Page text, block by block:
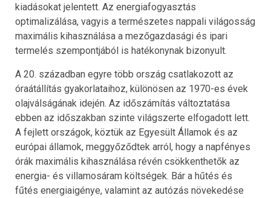
kiadásokat jelentett. Az energiafogyasztás
optimalizálása, vagyis a természetes nappali világosság
maximális kihasználása a mezőgazdasági és ipari
termelés szempontjából is hatékonynak bizonyult.
A 20. században egyre több ország csatlakozott az
óraátállítás gyakorlataihoz, különösen az 1970-es évek
olajválságának idején. Az időszámítás változtatása
ebben az időszakban szinte világszerte elfogadott lett.
A fejlett országok, köztük az Egyesült Államok és az
európai államok, meggyőződtek arról, hogy a napfényes
órák maximális kihasználása révén csökkenthetők az
energia- és villamosáram költségek. Bár a hűtés és
fűtés energiaigénye, valamint az autózás növekedése